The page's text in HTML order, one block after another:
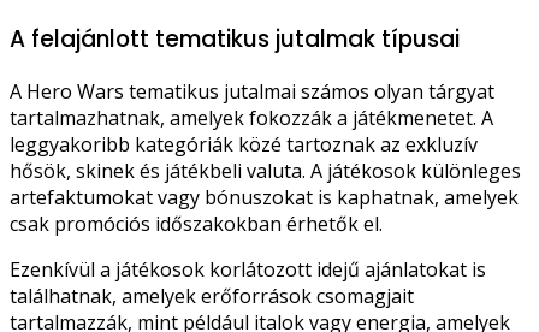
A felajánlott tematikus jutalmak típusai
A Hero Wars tematikus jutalmai számos olyan tárgyat
tartalmazhatnak, amelyek fokozzák a játékmenetet. A
leggyakoribb kategóriák közé tartoznak az exkluzív
hősök, skinek és játékbeli valuta. A játékosok különleges
artefaktumokat vagy bónuszokat is kaphatnak, amelyek
csak promóciós időszakokban érhetők el.
Ezenkívül a játékosok korlátozott idejű ajánlatokat is
találhatnak, amelyek erőforrások csomagjait
tartalmazzák, mint például italok vagy energia, amelyek